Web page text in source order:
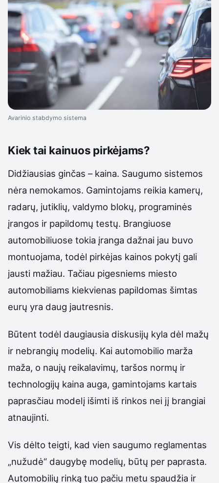
Avarinio stabdymo sistema
Kiek tai kainuos pirkėjams?
Didžiausias ginčas – kaina. Saugumo sistemos
nėra nemokamos. Gamintojams reikia kamerų,
radarų, jutiklių, valdymo blokų, programinės
įrangos ir papildomų testų. Brangiuose
automobiliuose tokia įranga dažnai jau buvo
montuojama, todėl pirkėjas kainos pokytį gali
jausti mažiau. Tačiau pigesniems miesto
automobiliams kiekvienas papildomas šimtas
eurų yra daug jautresnis.
Būtent todėl daugiausia diskusijų kyla dėl mažų
ir nebrangių modelių. Kai automobilio marža
maža, o naujų reikalavimų, taršos normų ir
technologijų kaina auga, gamintojams kartais
paprasčiau modelį išimti iš rinkos nei jį brangiai
atnaujinti.
Vis dėlto teigti, kad vien saugumo reglamentas
„nužudė“ daugybę modelių, būtų per paprasta.
Automobilių rinką tuo pačiu metu spaudžia ir